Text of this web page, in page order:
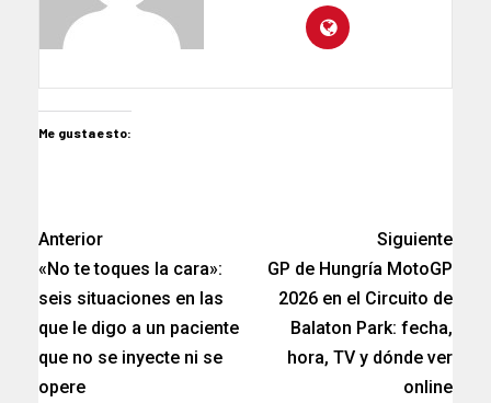
Me gusta esto:
Anterior
«No te toques la cara»:
seis situaciones en las
que le digo a un paciente
que no se inyecte ni se
opere
Siguiente
GP de Hungría MotoGP
2026 en el Circuito de
Balaton Park: fecha,
hora, TV y dónde ver
online